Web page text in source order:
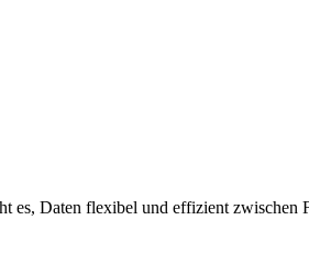
Daten flexibel und effizient